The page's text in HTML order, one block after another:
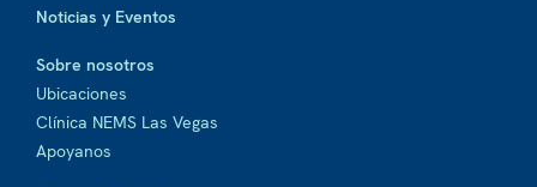
Noticias y Eventos
Sobre nosotros
Ubicaciones
Clínica NEMS Las Vegas
Apoyanos